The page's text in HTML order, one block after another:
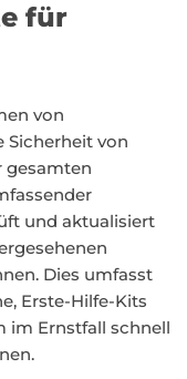
für
von
Sicherheit von
gesamten
und aktualisiert
Dies umfasst
Erste-Hilfe-Kits
im Ernstfall schnell